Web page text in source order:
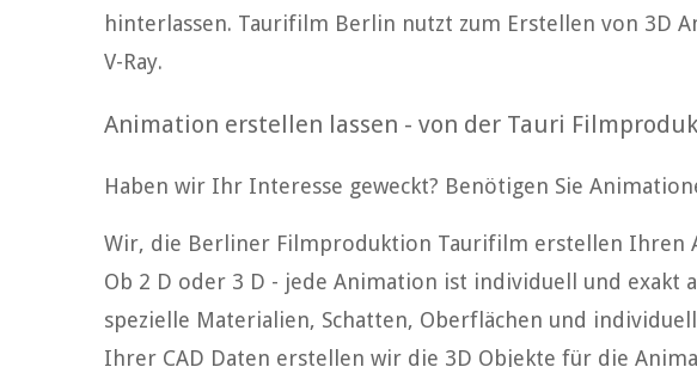
hinterlassen. Taurifilm Berlin nutzt zum Erstellen von 3D
V-Ray.
Animation erstellen lassen - von der Tauri
Haben wir Ihr Interesse geweckt? Benötigen Sie
Wir, die Berliner Filmproduktion Taurifilm erstellen Ihren
Ob 2 D oder 3 D - jede Animation ist individuell und
spezielle Materialien, Schatten, Oberflächen und
Ihrer CAD Daten erstellen wir die 3D Objekte für die